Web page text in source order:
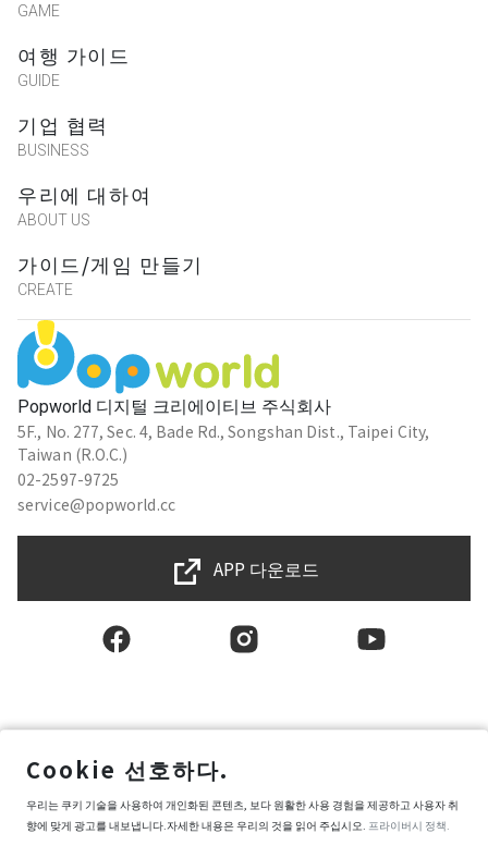
朱志青
太好玩了
2019-12-11 23:22:16
甄家誼
2019-12-11 15:43:06
★★★★★
很有趣
李昆翰
2019-12-11 15:42:08
★★★★★
2019-12-11 13:46:30 ★★★★★
good
Popworld 디지털 크리에이티브 주식회사
5F., No. 277, Sec. 4, Bade Rd., Songshan Dist., Taipei City,
Taiwan (R.O.C.)
02-2597-9725
service@popworld.cc
GAME
여행 가이드
GUIDE
기업 협력
BUSINESS
우리에 대하여
ABOUT US
가이드/게임 만들기
CREATE
APP 다운로드
사용자권한계약
프라이버시 보호 정책
Cookie 선호하다.
우리는 쿠키 기술을 사용하여 개인화된 콘텐츠, 보다 원활한 사용 경험을 제공하고 사용자 취
향에 맞게 광고를 내보냅니다.자세한 내용은 우리의 것을 읽어 주십시오. 프라이버시 정책.